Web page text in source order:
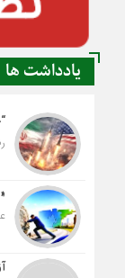
یادداشت ها